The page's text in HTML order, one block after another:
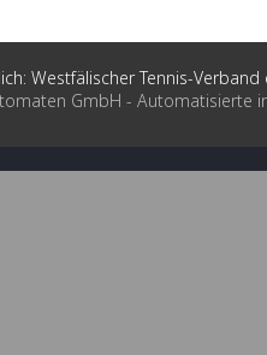
Westfälischer Tennis-Verband
GmbH - Automatisierte